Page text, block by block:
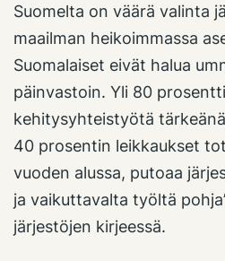
Suomelta on väärä valinta
maailman heikoimmassa
Suomalaiset eivät halua
päinvastoin. Yli 80
kehitysyhteistyötä
40 prosentin leikkaukset
vuoden alussa, putoaa
ja vaikuttavalta työltä
järjestöjen kirjeessä.